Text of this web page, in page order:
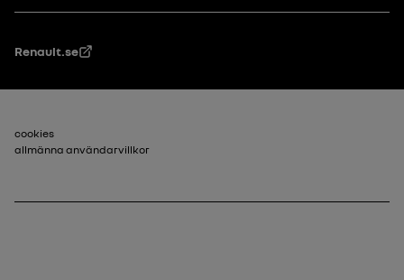
Renault.se
Sidfot_2
cookies
allmänna användarvillkor